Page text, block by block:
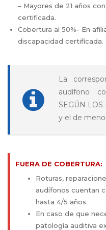
– Mayores de 21 años
certificada.
Cobertura al 50%- En
discapacidad certificada.
La
audífono
SEGÚN
y el de
FUERA DE COBERTURA:
Roturas,
audífonos cuentan
hasta 4/5 años.
En caso de que
patología auditiva